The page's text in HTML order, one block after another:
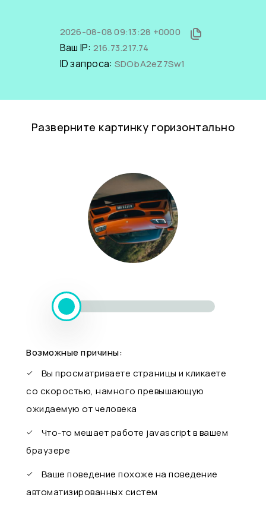
2026-08-08 09:13:28 +0000
Ваш IP: 216.73.217.74
ID запроса: SDObA2eZ7Sw1
Разверните картинку горизонтально
Возможные причины:
Вы просматриваете страницы и кликаете
со скоростью, намного превышающую
ожидаемую от человека
Что-то мешает работе javascript в вашем
браузере
Ваше поведение похоже на поведение
автоматизированных систем